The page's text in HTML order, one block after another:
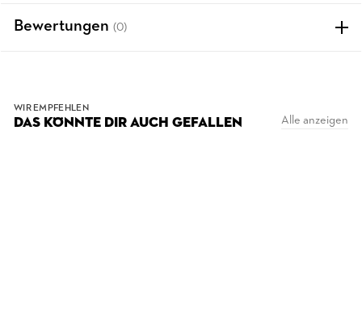
Bewertungen (0)
WIR EMPFEHLEN
DAS KÖNNTE DIR AUCH GEFALLEN Alle anzeigen